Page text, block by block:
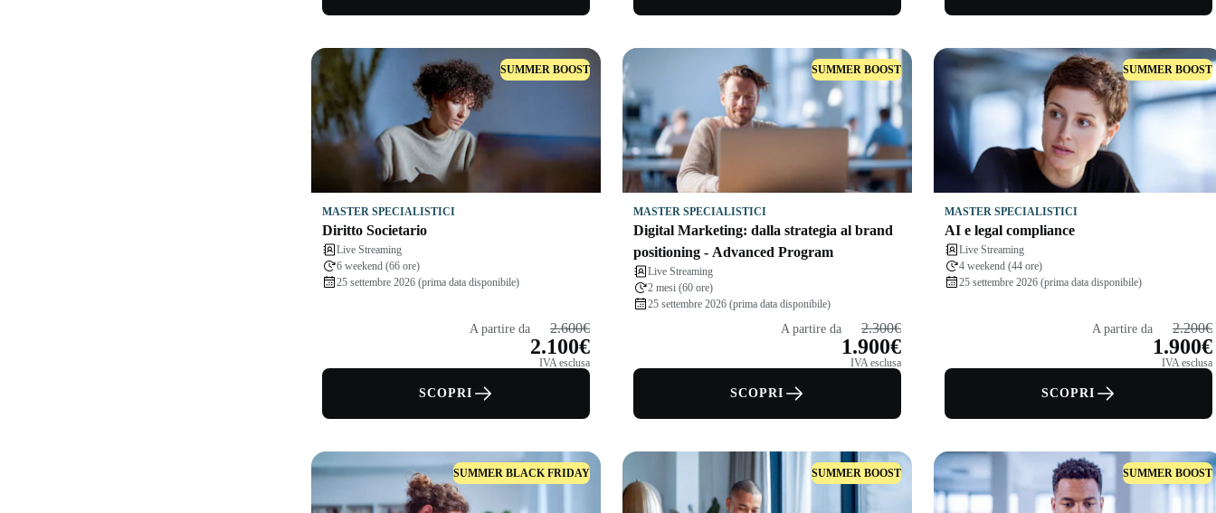
SUMMER BOOST
MASTER SPECIALISTICI
Diritto Societario
Live Streaming
6 weekend (66 ore)
25 settembre 2026 (prima data disponibile)
A partire da 2.600€
2.100€
IVA esclusa
SCOPRI
SUMMER BOOST
MASTER SPECIALISTICI
Digital Marketing: dalla strategia al brand
positioning - Advanced Program
Live Streaming
2 mesi (60 ore)
25 settembre 2026 (prima data disponibile)
A partire da 2.300€
1.900€
IVA esclusa
SCOPRI
SUMMER BOOST
MASTER SPECIALISTICI
AI e legal compliance
Live Streaming
4 weekend (44 ore)
25 settembre 2026 (prima data disponibile)
A partire da 2.200€
1.900€
IVA esclusa
SCOPRI
SUMMER BLACK FRIDAY SUMMER BOOST SUMMER BOOST